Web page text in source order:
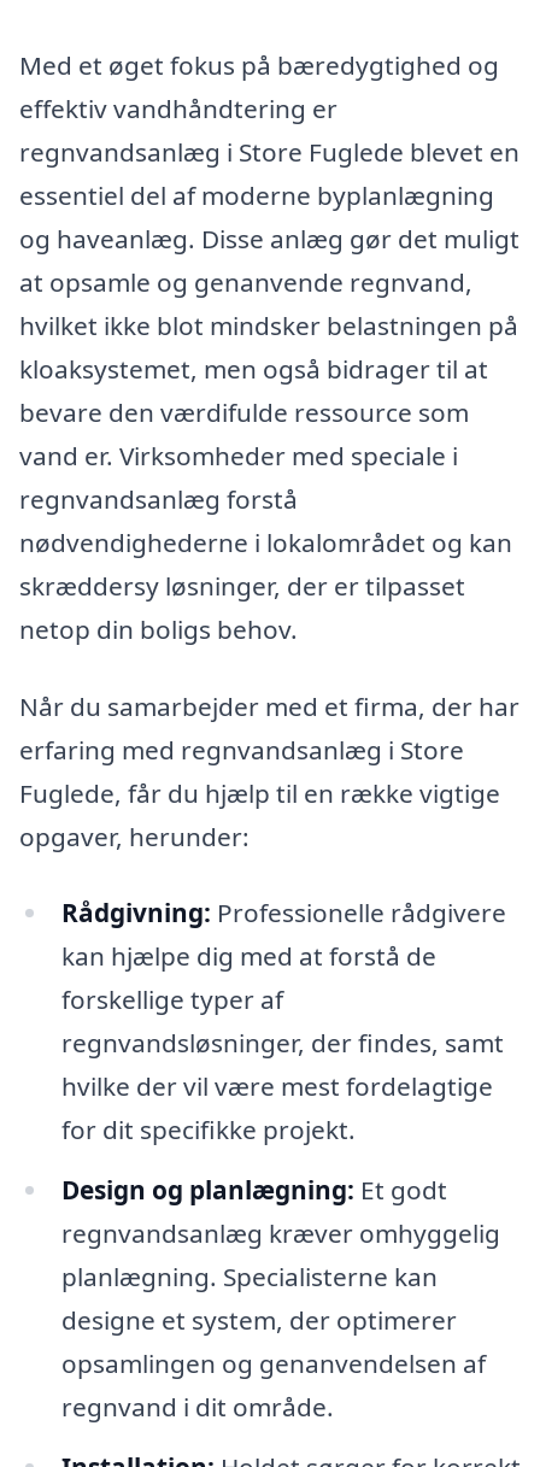
Med et øget fokus på bæredygtighed og
effektiv vandhåndtering er
regnvandsanlæg i Store Fuglede blevet en
essentiel del af moderne byplanlægning
og haveanlæg. Disse anlæg gør det muligt
at opsamle og genanvende regnvand,
hvilket ikke blot mindsker belastningen på
kloaksystemet, men også bidrager til at
bevare den værdifulde ressource som
vand er. Virksomheder med speciale i
regnvandsanlæg forstå
nødvendighederne i lokalområdet og kan
skræddersy løsninger, der er tilpasset
netop din boligs behov.
Når du samarbejder med et firma, der har
erfaring med regnvandsanlæg i Store
Fuglede, får du hjælp til en række vigtige
opgaver, herunder:
Rådgivning: Professionelle rådgivere
kan hjælpe dig med at forstå de
forskellige typer af
regnvandsløsninger, der findes, samt
hvilke der vil være mest fordelagtige
for dit specifikke projekt.
Design og planlægning: Et godt
regnvandsanlæg kræver omhyggelig
planlægning. Specialisterne kan
designe et system, der optimerer
opsamlingen og genanvendelsen af
regnvand i dit område.